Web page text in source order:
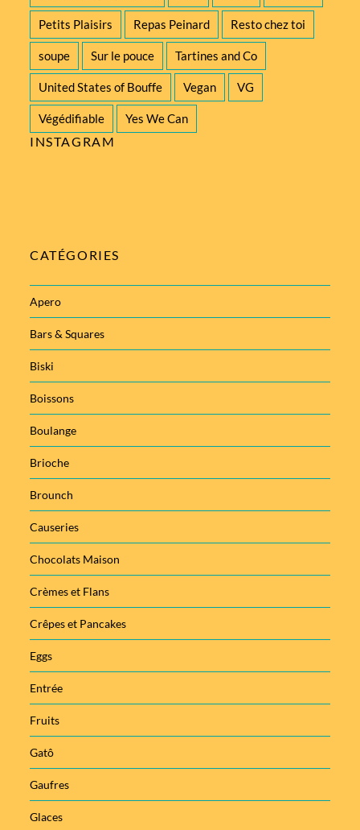
Petits Plaisirs Repas Peinard Resto chez toi
soupe Sur le pouce Tartines and Co
United States of Bouffe Vegan VG
Végédifiable Yes We Can
INSTAGRAM
CATÉGORIES
Apero
Bars & Squares
Biski
Boissons
Boulange
Brioche
Brounch
Causeries
Chocolats Maison
Crèmes et Flans
Crêpes et Pancakes
Eggs
Entrée
Fruits
Gatô
Gaufres
Glaces